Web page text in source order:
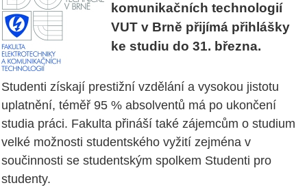
komunikačních technologií
VUT v Brně přijímá přihlášky
ke studiu do 31. března.
Studenti získají prestižní vzdělání a vysokou jistotu
uplatnění, téměř 95 % absolventů má po ukončení
studia práci. Fakulta přináší také zájemcům o studium
velké možnosti studentského vyžití zejména v
součinnosti se studentským spolkem Studenti pro
studenty.